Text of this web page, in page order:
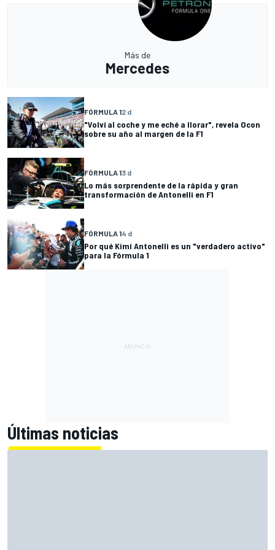
Más de
Mercedes
FÓRMULA 12 d
"Volví al coche y me eché a llorar", revela Ocon
sobre su año al margen de la F1
FÓRMULA 13 d
Lo más sorprendente de la rápida y gran
transformación de Antonelli en F1
FÓRMULA 14 d
Por qué Kimi Antonelli es un "verdadero activo"
para la Fórmula 1
Últimas noticias